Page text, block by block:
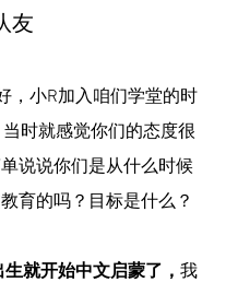
友
，小R加入咱们学堂的时
时就感觉你们的态度很
说说你们是从什么时候
育的吗？目标是什么？
就开始中文启蒙了， 我